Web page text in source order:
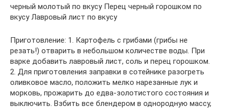
черный молотый по вкусу Перец черный горошком по
вкусу Лавровый лист по вкусу
Приготовление: 1. Картофель с грибами (грибы не
резать!) отварить в небольшом количестве воды. При
варке добавить лавровый лист, соль и перец горошком.
2. Для приготовления заправки в сотейнике разогреть
оливковое масло, положить мелко нарезанные лук и
морковь, прожарить до едва-золотистого состояния и
выключить. Взбить все блендером в однородную массу,